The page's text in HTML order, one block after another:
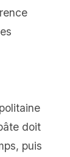
doit
puis